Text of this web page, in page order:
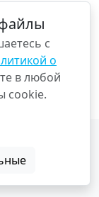
с
о
в любой
cookie.